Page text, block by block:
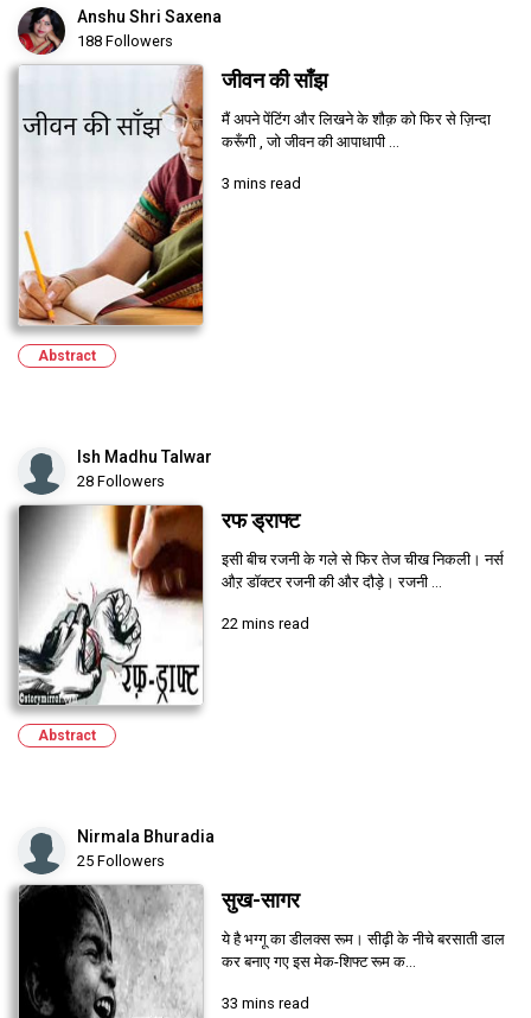
Anshu Shri Saxena
188 Followers
जीवन की साँझ
मैं अपने पेंटिंग और लिखने के शौक़ को फिर से ज़िन्दा
करूँगी , जो जीवन की आपाधापी ...
3 mins read
Abstract
Ish Madhu Talwar
28 Followers
रफ ड्राफ्ट
इसी बीच रजनी के गले से फिर तेज चीख निकली। नर्स
औऱ डॉक्टर रजनी की और दौड़े। रजनी ...
22 mins read
Abstract
Nirmala Bhuradia
25 Followers
सुख-सागर
ये है भग्गू का डीलक्स रूम। सीढ़ी के नीचे बरसाती डाल
कर बनाए गए इस मेक-शिफ्ट रूम क...
33 mins read